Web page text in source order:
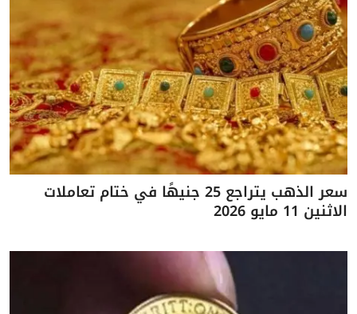
سعر الذهب يتراجع 25 جنيهًا في ختام تعاملات
الاثنين 11 مايو 2026